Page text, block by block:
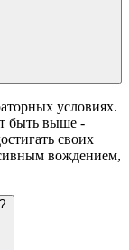
условиях.
быть выше -
своих
вождением,